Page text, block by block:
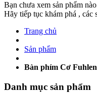
Bạn chưa xem sản phẩm
Hãy tiếp tục khám phá , các
Trang chủ
Sản phẩm
Bàn phím Cơ
Danh mục sản phẩm